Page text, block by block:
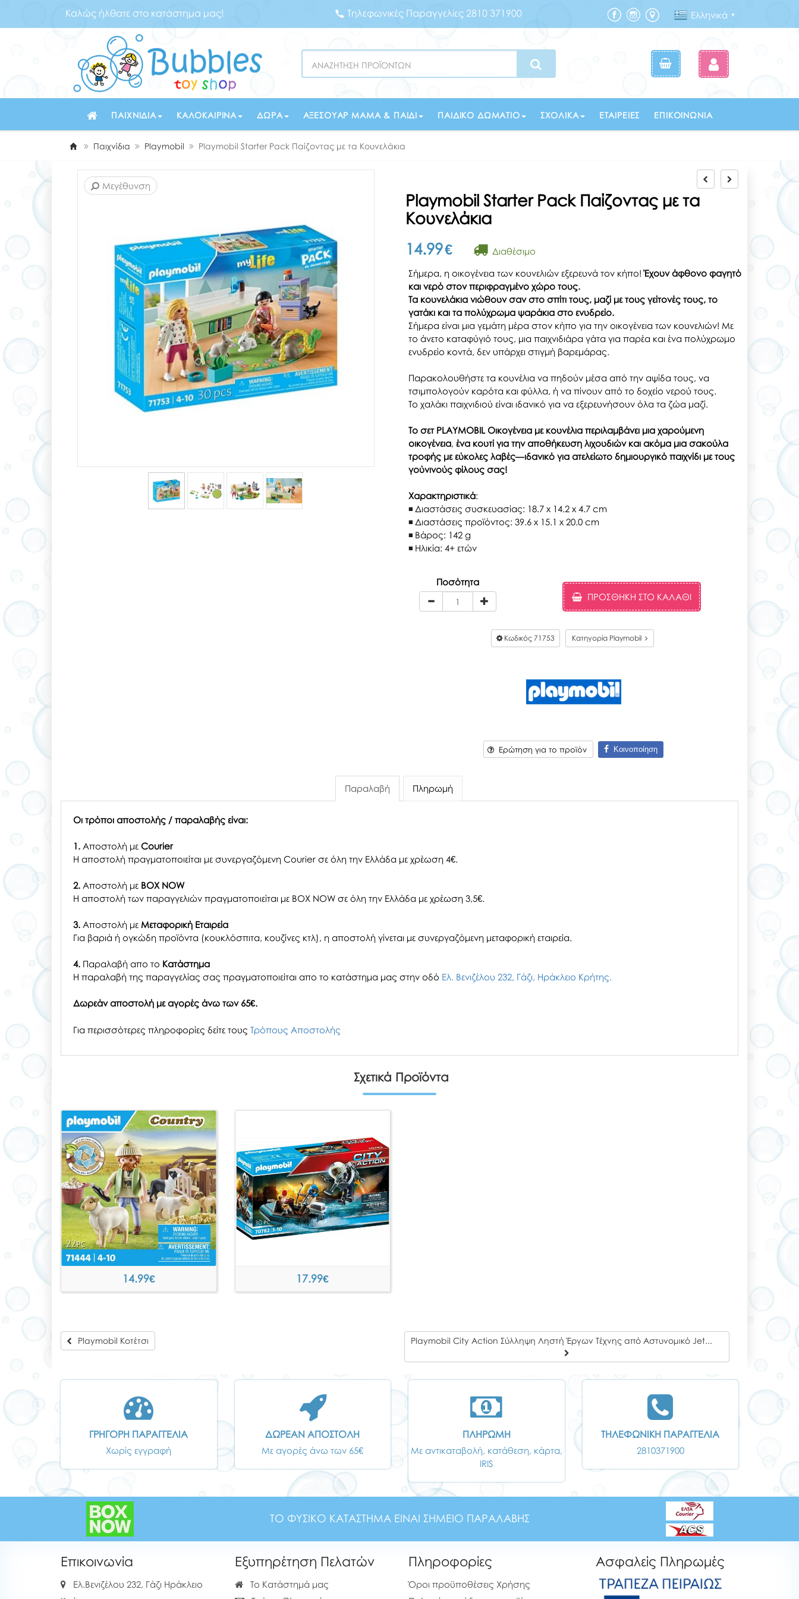
Καλώς ήλθατε στο κατάστημα μας! Τηλεφωνικές Παραγγελίες 2810 371900 Ελληνικά ▼
ΠΑΙΧΝΊΔΙΑ ΚΑΛΟΚΑΙΡΙΝΆ ΔΏΡΑ ΑΞΕΣΟΥΆΡ ΜΑΜΆ & ΠΑΙΔΊ ΠΑΙΔΙΚΌ ΔΩΜΆΤΙΟ ΣΧΟΛΙΚΆ ΕΤΑΙΡΕΊΕΣ ΕΠΙΚΟΙΝΩΝΊΑ
Παιχνίδια Playmobil Playmobil Starter Pack Παίζοντας με τα Κουνελάκια
Μεγέθυνση
Μεγέθυνση
Μεγέθυνση
Μεγέθυνση
Playmobil Starter Pack Παίζοντας με τα
Κουνελάκια
14.99€ Διαθέσιμο
Σήμερα, η οικογένεια των κουνελιών εξερευνά τον κήπο!Έχουν άφθονο φαγητό
και νερό στον περιφραγμένο χώρο τους.
Τα κουνελάκια νιώθουν σαν στο σπίτι τους, μαζί με τους γείτονές τους, το
γατάκι και τα πολύχρωμα ψαράκια στο ενυδρείο.
Σήμερα είναι μια γεμάτη μέρα στον κήπο για την οικογένεια των κουνελιών! Με
το άνετο καταφύγιό τους, μια παιχνιδιάρα γάτα για παρέα και ένα πολύχρωμο
ενυδρείο κοντά, δεν υπάρχει στιγμή βαρεμάρας.
Παρακολουθήστε τα κουνέλια να πηδούν μέσα από την αψίδα τους, να
τσιμπολογούν καρότα και φύλλα, ή να πίνουν από το δοχείο νερού τους.
Το χαλάκι παιχνιδιού είναι ιδανικό για να εξερευνήσουν όλα τα ζώα μαζί.
Το σετ PLAYMOBIL Οικογένεια με κουνέλια περιλαμβάνει μια χαρούμενη
οικογένεια, ένα κουτί για την αποθήκευση λιχουδιών και ακόμα μια σακούλα
τροφής με εύκολες λαβές—ιδανικό για ατελείωτο δημιουργικό παιχνίδι με τους
γούνινούς φίλους σας!
Χαρακτηριστικά:
Διαστάσεις συσκευασίας: 18.7 x 14.2 x 4.7 cm
Διαστάσεις προϊόντος: 39.6 x 15.1 x 20.0 cm
Βάρος: 142 g
Ηλικία: 4+ ετών
Ποσότητα
ΠΡΟΣΘΉΚΗ ΣΤΟ ΚΑΛΆΘΙ
Κωδικός 71753 Κατηγορία Playmobil
Ερώτηση για το προϊόν Κοινοποίηση
Παραλαβή Πληρωμή
Οι τρόποι αποστολής / παραλαβής είναι:
1. Αποστολή με Courier
Η αποστολή πραγματοποιείται με συνεργαζόμενη Courier σε όλη την Ελλάδα με χρέωση 4€.
2. Αποστολή με BOX NOW
Η αποστολή των παραγγελιών πραγματοποιείται με BOX NOW σε όλη την Ελλάδα με χρέωση 3,5€.
3. Αποστολή με Μεταφορική Εταιρεία
Για βαριά ή ογκώδη προϊόντα (κουκλόσπιτα, κουζίνες κτλ), η αποστολή γίνεται με συνεργαζόμενη μεταφορική εταιρεία.
4. Παραλαβή απο το Κατάστημα
H παραλαβή της παραγγελίας σας πραγματοποιείται απο το κατάστημα μας στην οδό Ελ. Βενιζέλου 232, Γάζι, Ηράκλειο Κρήτης.
Δωρεάν αποστολή με αγορές άνω των 65€.
Για περισσότερες πληροφορίες δείτε τους Τρόπους Αποστολής
Σχετικά Προϊόντα
14.99€ 17.99€
Playmobil Κοτέτσι Playmobil City Action Σύλληψη Ληστή Έργων Τέχνης από Αστυνομικό Jetpack
ΓΡΗΓΟΡΗ ΠΑΡΑΓΓΕΛΙΑ
Χωρίς εγγραφή
ΔΩΡΕΑΝ ΑΠΟΣΤΟΛΗ
Με αγορές άνω των 65€
ΠΛΗΡΩΜΗ
Με αντικαταβολή, κατάθεση, κάρτα,
IRIS
ΤΗΛΕΦΩΝΙΚΗ ΠΑΡΑΓΓΕΛΙΑ
2810371900
ΤΟ ΦΥΣΙΚΟ ΚΑΤΑΣΤΗΜΑ ΕΙΝΑΙ ΣΗΜΕΙΟ ΠΑΡΑΛΑΒΗΣ
Επικοινωνία
Ελ.Βενιζέλου 232, Γάζι Ηράκλειο
Εξυπηρέτηση Πελατών
Το Κατάστημά μας
Πληροφορίες
Όροι προϋποθέσεις Χρήσης
Ασφαλείς Πληρωμές